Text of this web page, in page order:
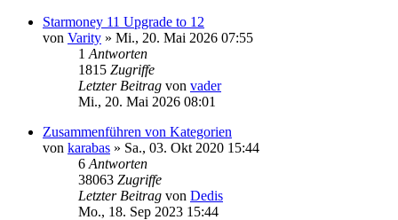
Starmoney 11 Upgrade to 12
von Varity » Mi., 20. Mai 2026 07:55
1 Antworten
1815 Zugriffe
Letzter Beitrag von vader
Mi., 20. Mai 2026 08:01
Zusammenführen von Kategorien
von karabas » Sa., 03. Okt 2020 15:44
6 Antworten
38063 Zugriffe
Letzter Beitrag von Dedis
Mo., 18. Sep 2023 15:44